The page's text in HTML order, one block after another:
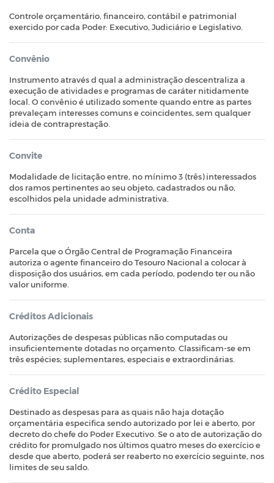
Controle orçamentário, financeiro, contábil e patrimonial
exercido por cada Poder: Executivo, Judiciário e Legislativo.
Convênio
Instrumento através d qual a administração descentraliza a
execução de atividades e programas de caráter nitidamente
local. O convênio é utilizado somente quando entre as partes
prevaleçam interesses comuns e coincidentes, sem qualquer
ideia de contraprestação.
Convite
Modalidade de licitação entre, no mínimo 3 (três) interessados
dos ramos pertinentes ao seu objeto, cadastrados ou não,
escolhidos pela unidade administrativa.
Conta
Parcela que o Órgão Central de Programação Financeira
autoriza o agente financeiro do Tesouro Nacional a colocar à
disposição dos usuários, em cada período, podendo ter ou não
valor uniforme.
Créditos Adicionais
Autorizações de despesas públicas não computadas ou
insuficientemente dotadas no orçamento. Classificam-se em
três espécies; suplementares, especiais e extraordinárias.
Crédito Especial
Destinado as despesas para as quais não haja dotação
orçamentária especifica sendo autorizado por lei e aberto, por
decreto do chefe do Poder Executivo. Se o ato de autorização do
crédito for promulgado nos últimos quatro meses do exercício e
desde que aberto, poderá ser reaberto no exercício seguinte, nos
limites de seu saldo.